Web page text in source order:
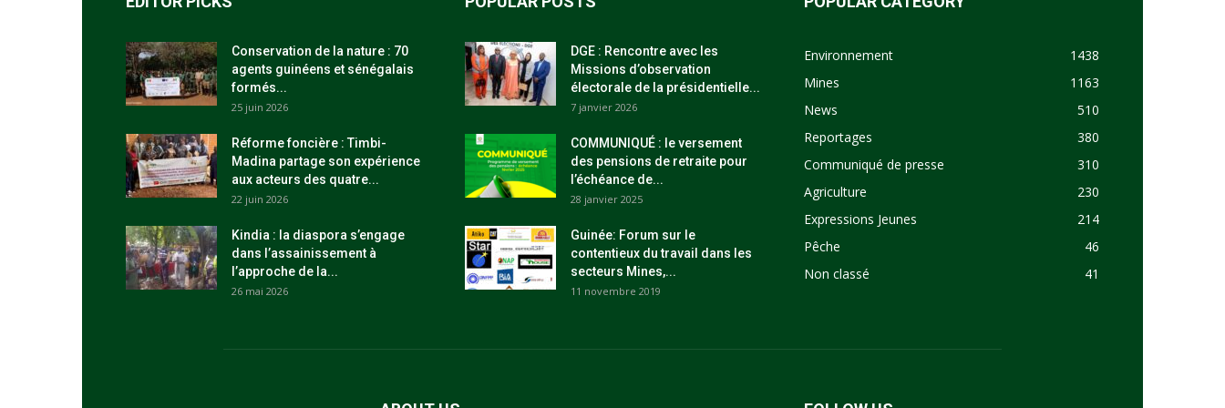
Conservation de la nature : 70
agents guinéens et sénégalais
formés...
25 juin 2026
Réforme foncière : Timbi-
Madina partage son expérience
aux acteurs des quatre...
22 juin 2026
Kindia : la diaspora s’engage
dans l’assainissement à
l’approche de la...
26 mai 2026
DGE : Rencontre avec les
Missions d’observation
électorale de la présidentielle...
7 janvier 2026
COMMUNIQUÉ : le versement
des pensions de retraite pour
l’échéance de...
28 janvier 2025
Guinée: Forum sur le
contentieux du travail dans les
secteurs Mines,...
11 novembre 2019
Environnement
1438
Mines
1163
News
510
Reportages
380
Communiqué de presse
310
Agriculture
230
Expressions Jeunes
214
Pêche
46
Non classé
41